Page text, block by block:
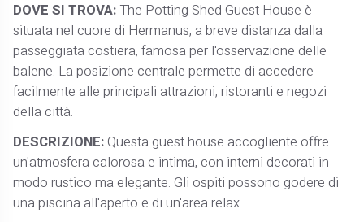
DOVE SI TROVA: The Potting Shed Guest House è
situata nel cuore di Hermanus, a breve distanza dalla
passeggiata costiera, famosa per l'osservazione delle
balene. La posizione centrale permette di accedere
facilmente alle principali attrazioni, ristoranti e negozi
della città.
DESCRIZIONE:Questa guest house accogliente offre
un'atmosfera calorosa e intima, con interni decorati in
modo rustico ma elegante. Gli ospiti possono godere di
una piscina all'aperto e di un'area relax.